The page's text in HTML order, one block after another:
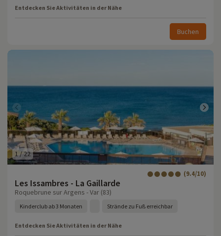
Entdecken Sie Aktivitäten in der Nähe
Buchen
1 /22
Les Issambres - La Gaillarde
(9.4/10)
Roquebrune sur Argens - Var (83)
Kinderclub ab 3 Monaten Strände zu Fuß erreichbar
Entdecken Sie Aktivitäten in der Nähe